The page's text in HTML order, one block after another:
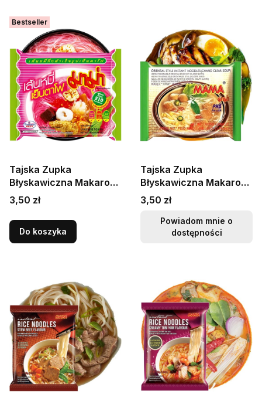
Bestseller
Tajska Zupka
Błyskawiczna Makaron
Ryżowy Instant
Vermicelli Yentafo Tofu
55g MAMA
Cena
3,50 zł
Do koszyka
Tajska Zupka
Błyskawiczna Makaron
Ryżowy Instant
Vermicelli Chand Clear
55g MAMA
Cena
3,50 zł
Powiadom mnie o
dostępności